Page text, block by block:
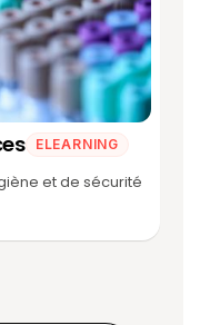
ELEARNING
et de sécurité